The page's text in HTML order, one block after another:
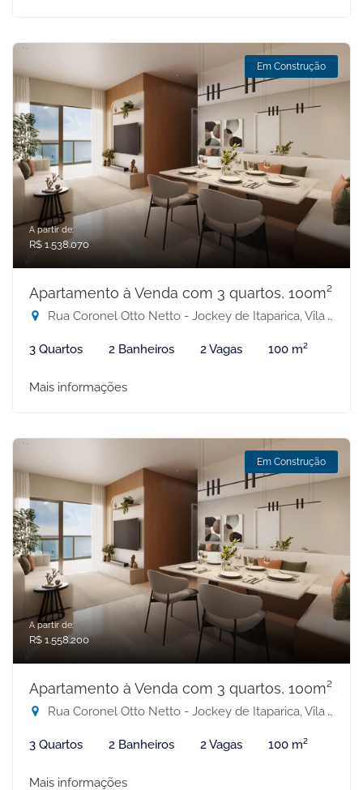
Em Construção
A partir de:
R$ 1.538.070
Apartamento à Venda com 3 quartos, 100m²
Rua Coronel Otto Netto - Jockey de Itaparica, Vila Velha-ES
3 Quartos 2 Banheiros 2 Vagas 100 m²
Mais informações
Em Construção
A partir de:
R$ 1.558.200
Apartamento à Venda com 3 quartos, 100m²
Rua Coronel Otto Netto - Jockey de Itaparica, Vila Velha-ES
3 Quartos 2 Banheiros 2 Vagas 100 m²
Mais informações